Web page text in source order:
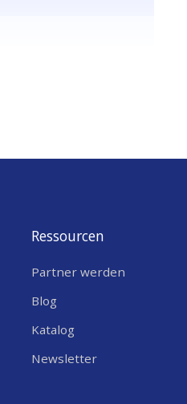
Ressourcen
Partner werden
Blog
Katalog
Newsletter